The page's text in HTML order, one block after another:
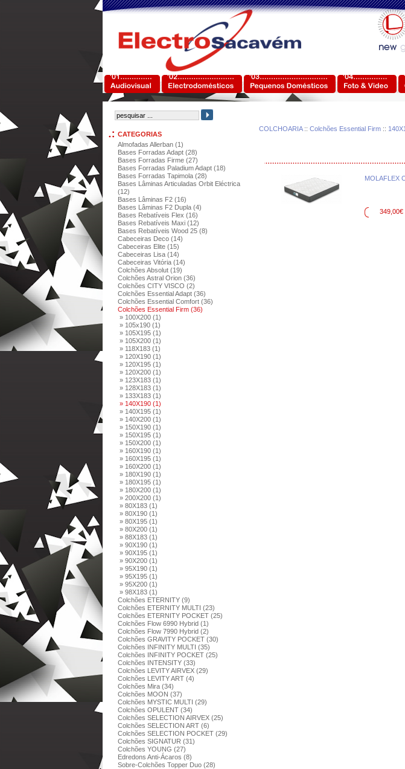
CATEGORIAS
Almofadas Allerban (1)
Bases Forradas Adapt (28)
Bases Forradas Firme (27)
Bases Forradas Paladium Adapt (18)
Bases Forradas Tapimola (28)
Bases Lâminas Articuladas Orbit Eléctrica
(12)
Bases Lâminas F2 (16)
Bases Lâminas F2 Dupla (4)
Bases Rebatíveis Flex (16)
Bases Rebatíveis Maxi (12)
Bases Rebatíveis Wood 25 (8)
Cabeceiras Deco (14)
Cabeceiras Elite (15)
Cabeceiras Lisa (14)
Cabeceiras Vitória (14)
Colchões Absolut (19)
Colchões Astral Orion (36)
Colchões CITY VISCO (2)
Colchões Essential Adapt (36)
Colchões Essential Comfort (36)
Colchões Essential Firm (36)
» 100X200 (1)
» 105x190 (1)
» 105X195 (1)
» 105X200 (1)
» 118X183 (1)
» 120X190 (1)
» 120X195 (1)
» 120X200 (1)
» 123X183 (1)
» 128X183 (1)
» 133X183 (1)
» 140X190 (1)
» 140X195 (1)
» 140X200 (1)
» 150X190 (1)
» 150X195 (1)
» 150X200 (1)
» 160X190 (1)
» 160X195 (1)
» 160X200 (1)
» 180X190 (1)
» 180X195 (1)
» 180X200 (1)
» 200X200 (1)
» 80X183 (1)
» 80X190 (1)
» 80X195 (1)
» 80X200 (1)
» 88X183 (1)
» 90X190 (1)
» 90X195 (1)
» 90X200 (1)
» 95X190 (1)
» 95X195 (1)
» 95X200 (1)
» 98X183 (1)
Colchões ETERNITY (9)
Colchões ETERNITY MULTI (23)
Colchões ETERNITY POCKET (25)
Colchões Flow 6990 Hybrid (1)
Colchões Flow 7990 Hybrid (2)
Colchões GRAVITY POCKET (30)
Colchões INFINITY MULTI (35)
Colchões INFINITY POCKET (25)
Colchões INTENSITY (33)
Colchões LEVITY AIRVEX (29)
Colchões LEVITY ART (4)
Colchões Mira (34)
Colchões MOON (37)
Colchões MYSTIC MULTI (29)
Colchões OPULENT (34)
Colchões SELECTION AIRVEX (25)
Colchões SELECTION ART (6)
Colchões SELECTION POCKET (29)
Colchões SIGNATUR (31)
Colchões YOUNG (27)
Edredons Anti-Ácaros (8)
Sobre-Colchões Topper Duo (28)
COLCHOARIA:: Colchões Essential Firm ::
MOLAFLEX
349,00€